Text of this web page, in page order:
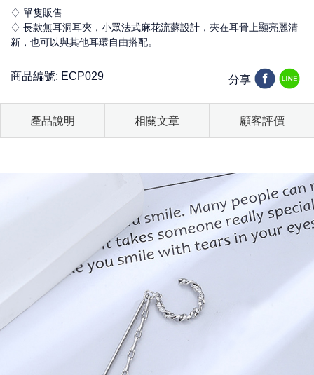
♢ 單隻販售
♢ 長款無耳洞耳夾，小眾法式麻花流蘇設計，夾在耳骨上顯亮麗清
新，也可以與其他耳環自由搭配。
商品編號: ECP029 分享
產品說明 相關文章 顧客評價